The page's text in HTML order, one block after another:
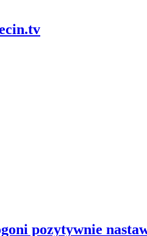
pozytywnie